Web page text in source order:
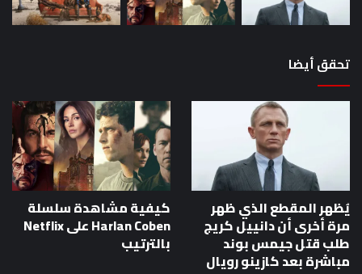
تحقق أيضا
يُظهر المقطع الذي ظهر
مرة أخرى أن دانييل كريج
طلب قتل جيمس بوند
مباشرة بعد كازينو رويال
كيفية مشاهدة سلسلة
Harlan Coben على Netflix
بالترتيب